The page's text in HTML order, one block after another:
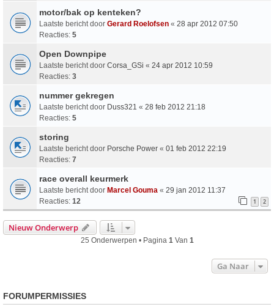
motor/bak op kenteken?
Laatste bericht door Gerard Roelofsen « 28 apr 2012 07:50
Reacties: 5
Open Downpipe
Laatste bericht door Corsa_GSi « 24 apr 2012 10:59
Reacties: 3
nummer gekregen
Laatste bericht door Duss321 « 28 feb 2012 21:18
Reacties: 5
storing
Laatste bericht door Porsche Power « 01 feb 2012 22:19
Reacties: 7
race overall keurmerk
Laatste bericht door Marcel Gouma « 29 jan 2012 11:37
Reacties: 12 1 2
Nieuw Onderwerp
25 Onderwerpen • Pagina 1Van 1
Ga Naar
FORUMPERMISSIES